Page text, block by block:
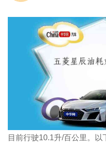
目前行驶10.1升/百公里。